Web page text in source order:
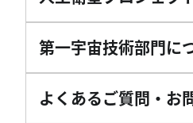
第一宇宙技術部門に
よくあるご質問・お